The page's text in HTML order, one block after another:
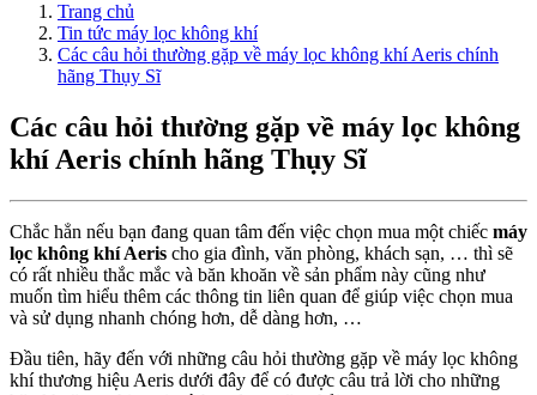
Trang chủ
Tin tức máy lọc không khí
Các câu hỏi thường gặp về máy lọc không khí Aeris chính
hãng Thụy Sĩ
Các câu hỏi thường gặp về máy lọc không
khí Aeris chính hãng Thụy Sĩ
Chắc hẳn nếu bạn đang quan tâm đến việc chọn mua một chiếc máy
lọc không khí Aeris cho gia đình, văn phòng, khách sạn, … thì sẽ
có rất nhiều thắc mắc và băn khoăn về sản phẩm này cũng như
muốn tìm hiểu thêm các thông tin liên quan để giúp việc chọn mua
và sử dụng nhanh chóng hơn, dễ dàng hơn, …
Đầu tiên, hãy đến với những câu hỏi thường gặp về máy lọc không
khí thương hiệu Aeris dưới đây để có được câu trả lời cho những